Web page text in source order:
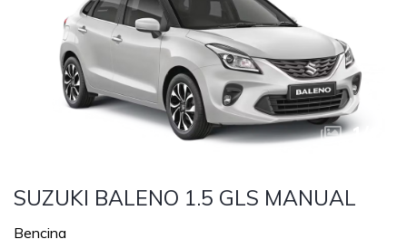
1
SUZUKI BALENO 1.5 GLS MANUAL
Bencina